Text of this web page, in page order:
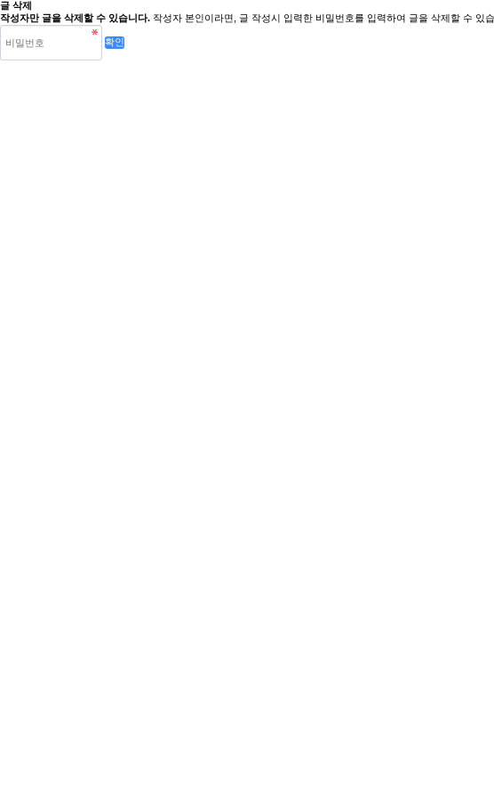
글 삭제
작성자만 글을 삭제할 수 있습니다. 작성자 본인이라면, 글 작성시 입력한 비밀번호를 입력하여 글을 삭제할 수 있